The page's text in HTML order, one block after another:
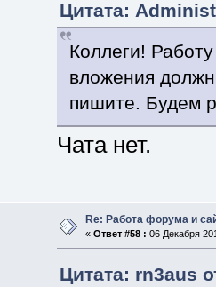
Цитата:
Коллеги!
вложения
пишите. Будем
Чата нет.
Re: Работа форума и
« Ответ #58 : 06 Декабря
Цитата: rn3aus